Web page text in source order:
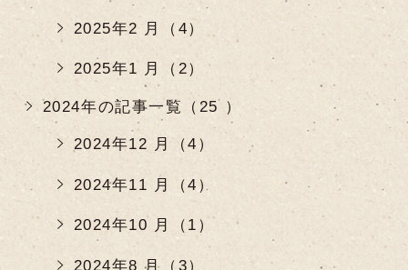
2025年2 月（4）
2025年1 月（2）
2024年の記事一覧（25 ）
2024年12 月（4）
2024年11 月（4）
2024年10 月（1）
2024年8 月（3）